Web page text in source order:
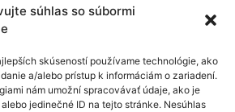
súhlas so súbormi
skúseností používame technológie, ako
a/alebo prístup k informáciám o zariadení.
nám umožní spracovávať údaje, ako je
jedinečné ID na tejto stránke. Nesúhlas
astronómie
a
na dotyk“ – popularizačná